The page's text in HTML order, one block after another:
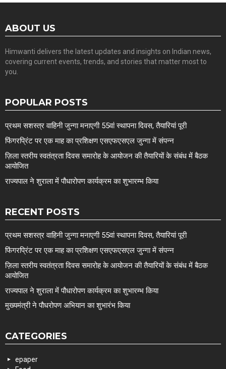
ABOUT US
Himwanti delivers the latest updates and insights on Indian news,
covering current events, trends, and stories that matter most to
you.
POPULAR POSTS
प्रथम सशस्त्र वाहिनी जुन्गा मनाएगी 55वां स्थापना दिवस, तैयारियां पूरी
फिंगरप्रिंट पर एक माह का प्रशिक्षण एसएफएसएल जुन्गा में संपन्न
ज़िला स्तरीय स्वतंत्रता दिवस समारोह के आयोजन की तैयारियों के संबंध में बैठक
आयोजित
राज्यपाल ने शुराला में पौधारोपण कार्यक्रम का शुभारम्भ किया
RECENT POSTS
प्रथम सशस्त्र वाहिनी जुन्गा मनाएगी 55वां स्थापना दिवस, तैयारियां पूरी
फिंगरप्रिंट पर एक माह का प्रशिक्षण एसएफएसएल जुन्गा में संपन्न
ज़िला स्तरीय स्वतंत्रता दिवस समारोह के आयोजन की तैयारियों के संबंध में बैठक
आयोजित
राज्यपाल ने शुराला में पौधारोपण कार्यक्रम का शुभारम्भ किया
मुख्यमंत्री ने पौधरोपण अभियान का शुभारंभ किया
CATEGORIES
epaper